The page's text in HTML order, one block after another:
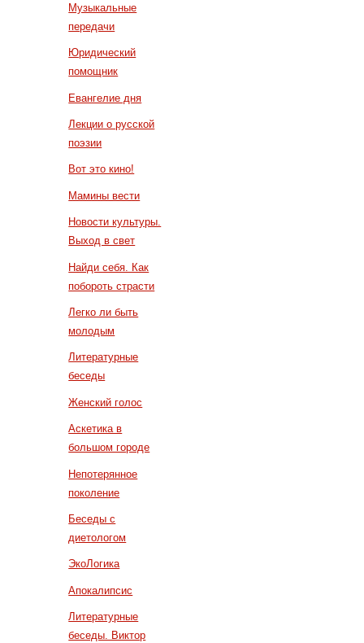
Музыкальные
передачи
Юридический
помощник
Евангелие дня
Лекции о русской
поэзии
Вот это кино!
Мамины вести
Новости культуры.
Выход в свет
Найди себя. Как
побороть страсти
Легко ли быть
молодым
Литературные
беседы
Женский голос
Аскетика в
большом городе
Непотерянное
поколение
Беседы с
диетологом
ЭкоЛогика
Апокалипсис
Литературные
беседы. Виктор